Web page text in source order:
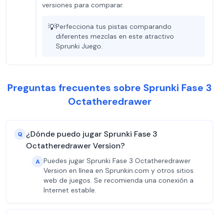
versiones para comparar.
💡Perfecciona tus pistas comparando
diferentes mezclas en este atractivo
Sprunki Juego.
Preguntas frecuentes sobre Sprunki Fase 3
Octatheredrawer
Q ¿Dónde puedo jugar Sprunki Fase 3
Octatheredrawer Version?
A Puedes jugar Sprunki Fase 3 Octatheredrawer
Version en línea en Sprunkin.com y otros sitios
web de juegos. Se recomienda una conexión a
Internet estable.